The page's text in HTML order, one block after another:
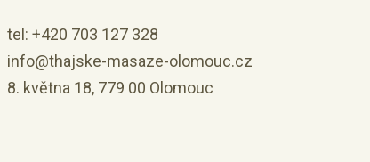
tel: +420 703 127 328
info@thajske-masaze-olomouc.cz
8. května 18, 779 00 Olomouc